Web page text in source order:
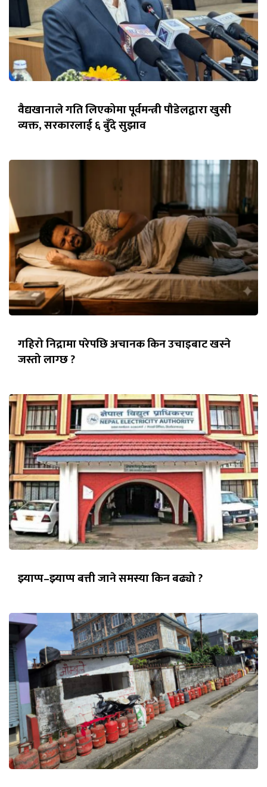
वैद्यखानाले गति लिएकोमा पूर्वमन्त्री पौडेलद्वारा खुसी
व्यक्त, सरकारलाई ६ बुँदे सुझाव
गहिरो निद्रामा परेपछि अचानक किन उचाइबाट खस्ने
जस्तो लाग्छ ?
झ्याप्प–झ्याप्प बत्ती जाने समस्या किन बढ्यो ?